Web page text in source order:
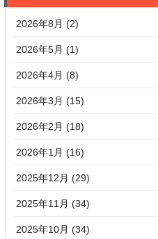
2026年8月 (2)
2026年5月 (1)
2026年4月 (8)
2026年3月 (15)
2026年2月 (18)
2026年1月 (16)
2025年12月 (29)
2025年11月 (34)
2025年10月 (34)